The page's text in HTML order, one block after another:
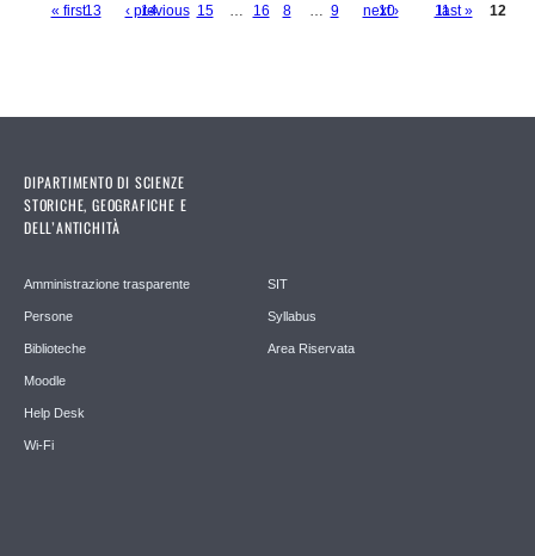
« first ‹ previous … 8 9 10 11 12
13 14 15 16 … next › last »
DIPARTIMENTO DI SCIENZE
STORICHE, GEOGRAFICHE E
DELL’ANTICHITÀ
Amministrazione trasparente
Persone
Biblioteche
Moodle
Help Desk
Wi-Fi
SIT
Syllabus
Area Riservata